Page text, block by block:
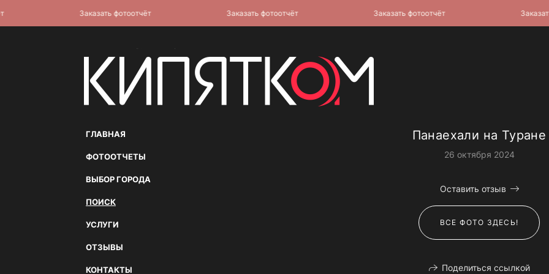
ГЛАВНАЯ
ФОТООТЧЕТЫ
ВЫБОР ГОРОДА
ПОИСК
УСЛУГИ
ОТЗЫВЫ
КОНТАКТЫ
Панаехали на Туране
26 октября 2024
Оставить отзыв
ВСЕ ФОТО ЗДЕСЬ!
Поделиться ссылкой
Заказать фотоотчёт Заказать фотоотчёт Заказать фотоотчёт Заказать